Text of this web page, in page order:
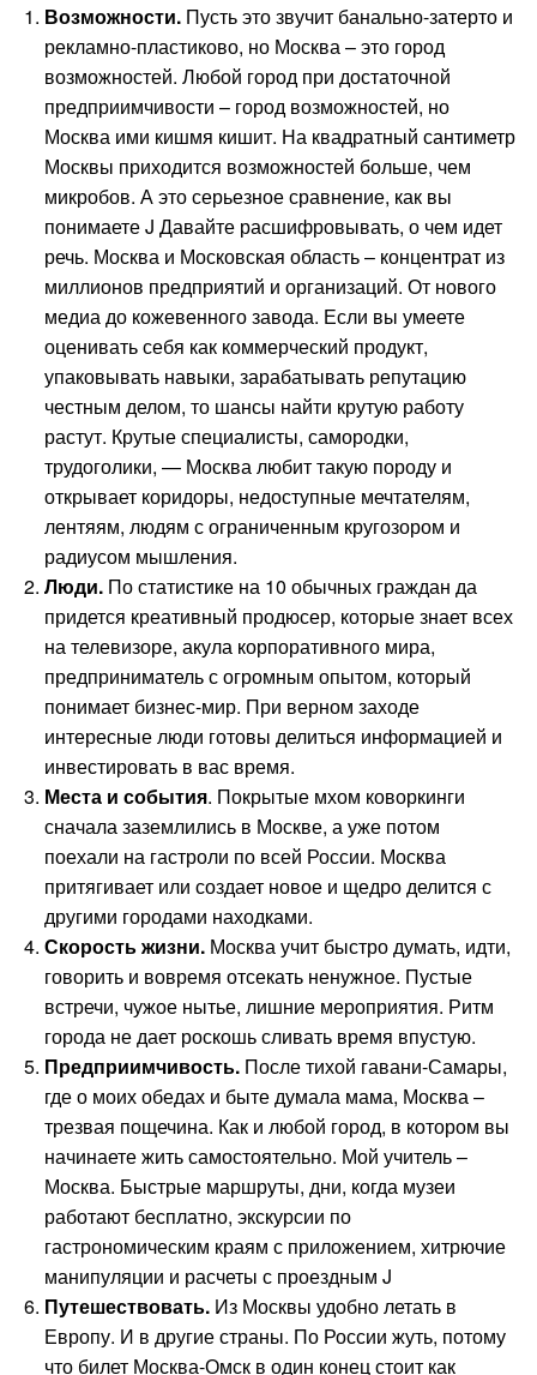
Возможности. Пусть это звучит банально-затерто и
рекламно-пластиково, но Москва – это город
возможностей. Любой город при достаточной
предприимчивости – город возможностей, но
Москва ими кишмя кишит. На квадратный сантиметр
Москвы приходится возможностей больше, чем
микробов. А это серьезное сравнение, как вы
понимаете J Давайте расшифровывать, о чем идет
речь. Москва и Московская область – концентрат из
миллионов предприятий и организаций. От нового
медиа до кожевенного завода. Если вы умеете
оценивать себя как коммерческий продукт,
упаковывать навыки, зарабатывать репутацию
честным делом, то шансы найти крутую работу
растут. Крутые специалисты, самородки,
трудоголики, — Москва любит такую породу и
открывает коридоры, недоступные мечтателям,
лентяям, людям с ограниченным кругозором и
радиусом мышления.
Люди. По статистике на 10 обычных граждан да
придется креативный продюсер, которые знает всех
на телевизоре, акула корпоративного мира,
предприниматель с огромным опытом, который
понимает бизнес-мир. При верном заходе
интересные люди готовы делиться информацией и
инвестировать в вас время.
Места и события. Покрытые мхом коворкинги
сначала заземлились в Москве, а уже потом
поехали на гастроли по всей России. Москва
притягивает или создает новое и щедро делится с
другими городами находками.
Скорость жизни. Москва учит быстро думать, идти,
говорить и вовремя отсекать ненужное. Пустые
встречи, чужое нытье, лишние мероприятия. Ритм
города не дает роскошь сливать время впустую.
Предприимчивость. После тихой гавани-Самары,
где о моих обедах и быте думала мама, Москва –
трезвая пощечина. Как и любой город, в котором вы
начинаете жить самостоятельно. Мой учитель –
Москва. Быстрые маршруты, дни, когда музеи
работают бесплатно, экскурсии по
гастрономическим краям с приложением, хитрючие
манипуляции и расчеты с проездным J
Путешествовать. Из Москвы удобно летать в
Европу. И в другие страны. По России жуть, потому
что билет Москва-Омск в один конец стоит как